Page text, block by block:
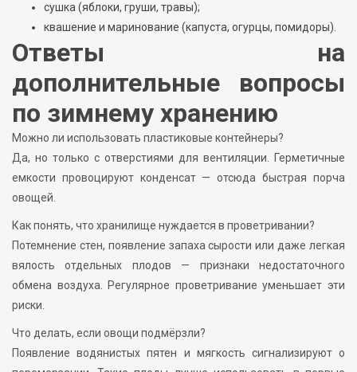
сушка (яблоки, груши, травы);
квашение и маринование (капуста, огурцы, помидоры).
Ответы на
дополнительные вопросы
по зимнему хранению
Можно ли использовать пластиковые контейнеры?
Да, но только с отверстиями для вентиляции. Герметичные
емкости провоцируют конденсат — отсюда быстрая порча
овощей.
Как понять, что хранилище нуждается в проветривании?
Потемнение стен, появление запаха сырости или даже легкая
вялость отдельных плодов — признаки недостаточного
обмена воздуха. Регулярное проветривание уменьшает эти
риски.
Что делать, если овощи подмёрзли?
Появление водянистых пятен и мягкость сигнализируют о